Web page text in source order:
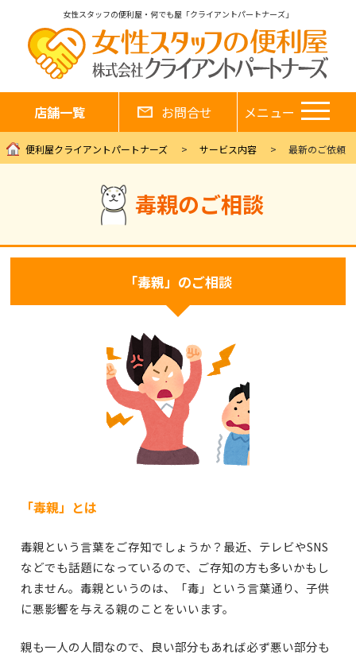
女性スタッフの便利屋・何でも屋「クライアントパートナーズ」
店舗一覧 お問合せ メニュー
便利屋クライアントパートナーズ サービス内容 最新のご依頼
毒親のご相談
「毒親」のご相談
「毒親」とは
毒親という言葉をご存知でしょうか？最近、テレビやSNS
などでも話題になっているので、ご存知の方も多いかもし
れません。毒親というのは、「毒」という言葉通り、子供
に悪影響を与える親のことをいいます。
親も一人の人間なので、良い部分もあれば必ず悪い部分も